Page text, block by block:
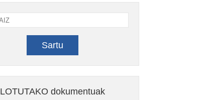
Sartu
LOTUTAKO dokumentuak